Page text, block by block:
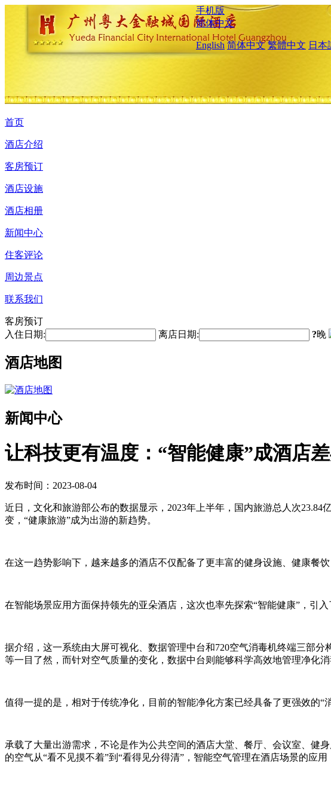
手机版
简体中文
English 简体中文 繁體中文 日本
首页
酒店介绍
客房预订
酒店设施
酒店相册
新闻中心
住客评论
周边景点
联系我们
客房预订
入住日期:
离店日期: ?晚
酒店地图
新闻中心
让科技更有温度：“智能健康”成酒店
发布时间：2023-08-04
近日，文化和旅游部公布的数据显示，2023年上半年，国内旅游总人次
变，“健康旅游”成为出游的新趋势。
在这一趋势影响下，越来越多的酒店不仅配备了更丰富的健身设施、健康餐
在智能场景应用方面保持领先的亚朵酒店，这次也率先探索“智能健康”，引
据介绍，这一系统由大屏可视化、数据管理中台和720空气消毒机终端三部
等一目了然，而针对空气质量的变化，数据中台则能够科学高效地管理净化
值得一提的是，相对于传统净化，目前的智能净化方案已经具备了更强效的
承载了大量出游需求，不论是作为公共空间的酒店大堂、餐厅、会议室、健
的空气从“看不见摸不着”到“看得见分得清”，智能空气管理在酒店场景的应